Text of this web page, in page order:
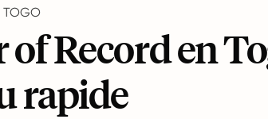
TOGO
Record en
rapide